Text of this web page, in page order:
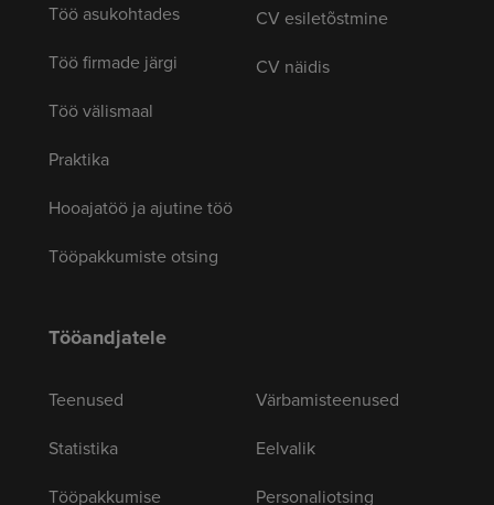
Töö asukohtades
Töö firmade järgi
Töö välismaal
Praktika
Hooajatöö ja ajutine töö
Tööpakkumiste otsing
CV esiletõstmine
CV näidis
Tööandjatele
Teenused
Statistika
Tööpakkumise
Värbamisteenused
Eelvalik
Personaliotsing